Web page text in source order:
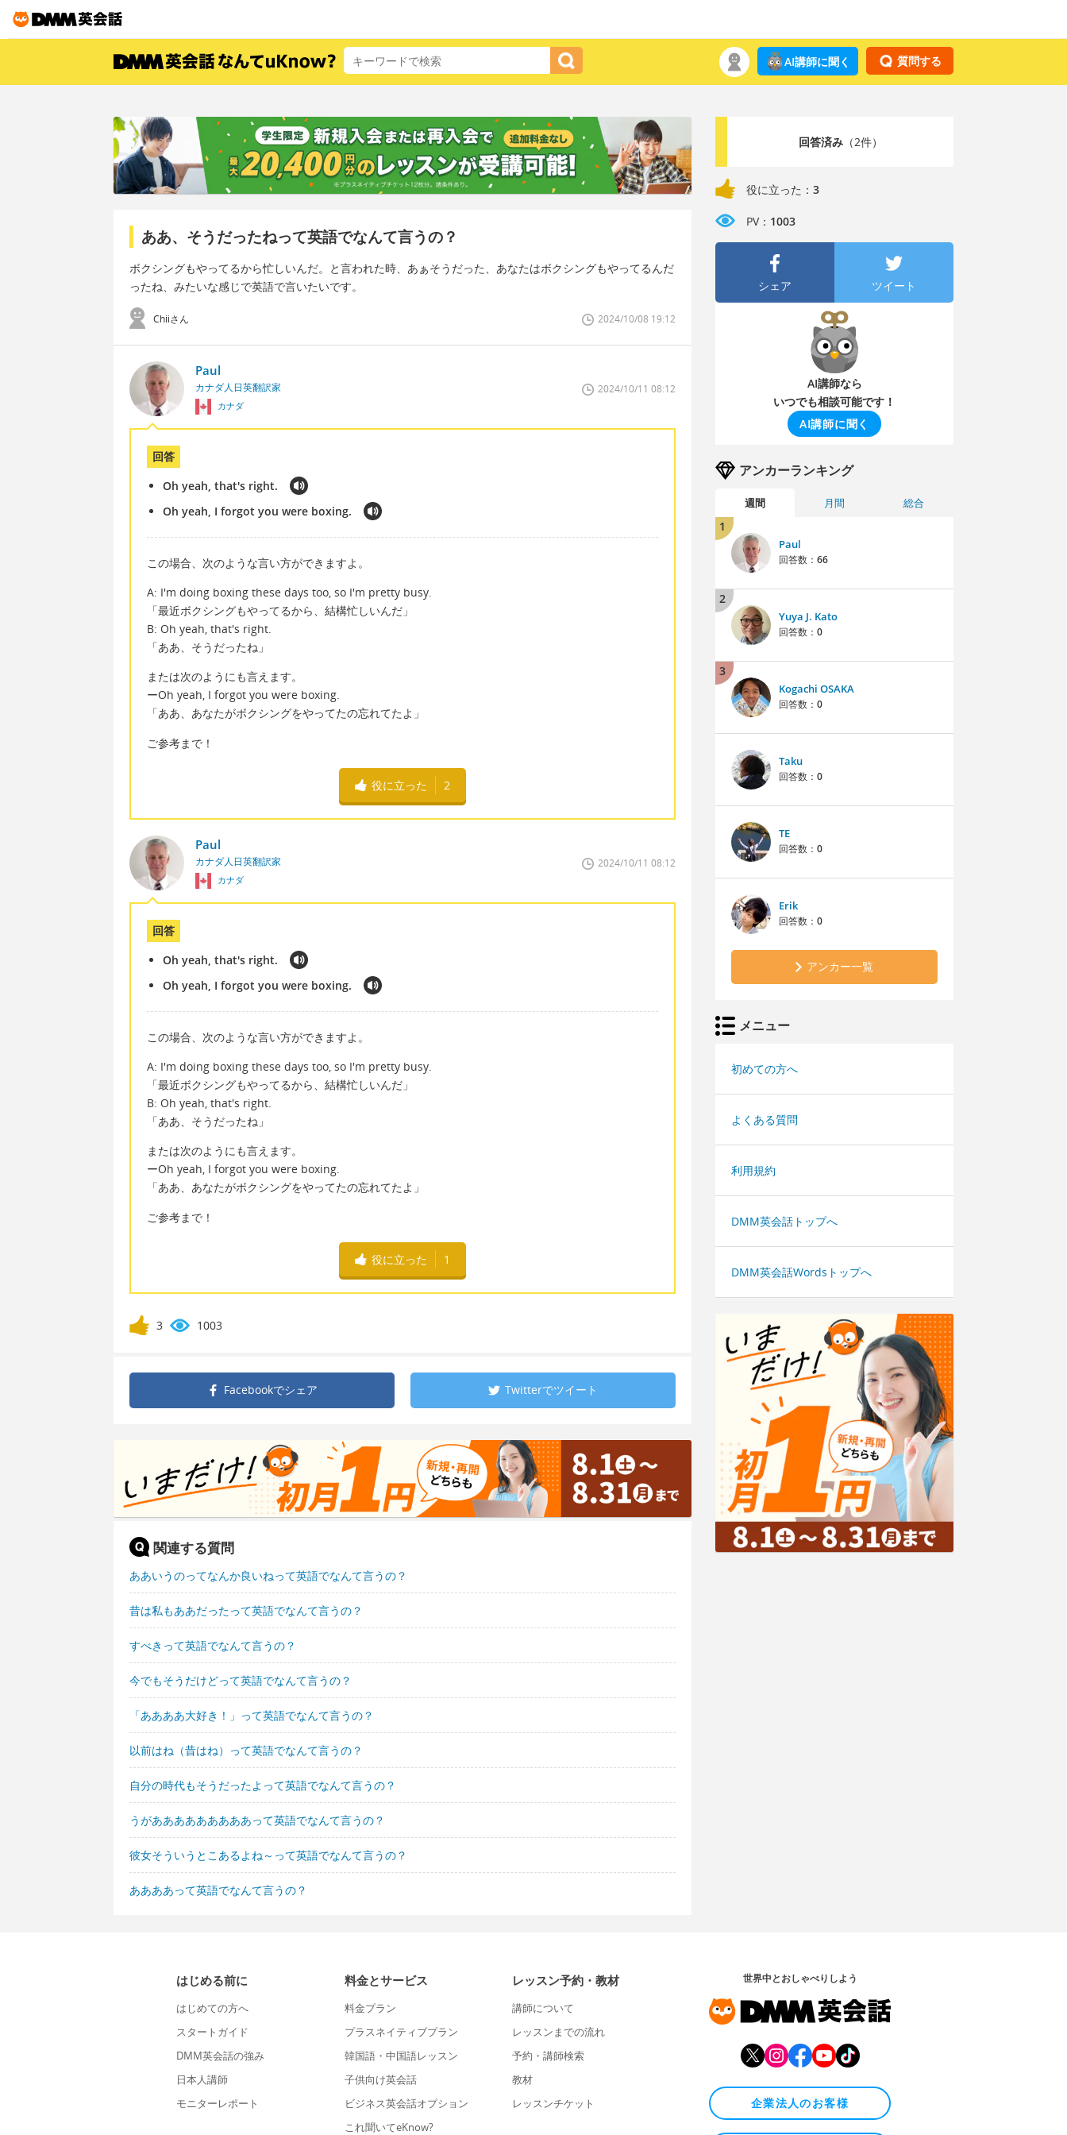
質問する
AI講師に聞く
ああ、そうだったねって英語でなんて言うの？
ボクシングもやってるから忙しいんだ。と言われた時、あぁそうだった、あなたはボクシングもやってるんだ
ったね、みたいな感じで英語で言いたいです。
Chiiさん 2024/10/08 19:12
Paul
カナダ人日英翻訳家
カナダ
2024/10/11 08:12
回答
Oh yeah, that's right.
Oh yeah, I forgot you were boxing.
この場合、次のような言い方ができますよ。
A: I'm doing boxing these days too, so I'm pretty busy.
「最近ボクシングもやってるから、結構忙しいんだ」
B: Oh yeah, that's right.
「ああ、そうだったね」
または次のようにも言えます。
ーOh yeah, I forgot you were boxing.
「ああ、あなたがボクシングをやってたの忘れてたよ」
ご参考まで！
役に立った 2
Paul
カナダ人日英翻訳家
カナダ
2024/10/11 08:12
回答
Oh yeah, that's right.
Oh yeah, I forgot you were boxing.
この場合、次のような言い方ができますよ。
A: I'm doing boxing these days too, so I'm pretty busy.
「最近ボクシングもやってるから、結構忙しいんだ」
B: Oh yeah, that's right.
「ああ、そうだったね」
または次のようにも言えます。
ーOh yeah, I forgot you were boxing.
「ああ、あなたがボクシングをやってたの忘れてたよ」
ご参考まで！
役に立った 1
3 1003
Facebookでシェア Twitterでツイート
関連する質問
ああいうのってなんか良いねって英語でなんて言うの？
昔は私もああだったって英語でなんて言うの？
すべきって英語でなんて言うの？
今でもそうだけどって英語でなんて言うの？
「ああああ大好き！」って英語でなんて言うの？
以前はね（昔はね）って英語でなんて言うの？
自分の時代もそうだったよって英語でなんて言うの？
うがあああああああああって英語でなんて言うの？
彼女そういうとこあるよね～って英語でなんて言うの？
ああああって英語でなんて言うの？
回答済み（2件）
役に立った： 3
PV： 1003
シェア ツイート
AI講師なら
いつでも相談可能です！
AI講師に聞く
アンカーランキング
週間 月間 総合
1
Paul
回答数： 66
2
Yuya J. Kato
回答数： 0
3
Kogachi OSAKA
回答数： 0
Taku
回答数： 0
TE
回答数： 0
Erik
回答数： 0
アンカー一覧
メニュー
初めての方へ
よくある質問
利用規約
DMM英会話トップへ
DMM英会話Wordsトップへ
はじめる前に
はじめての方へ
スタートガイド
DMM英会話の強み
日本人講師
モニターレポート
料金とサービス
料金プラン
プラスネイティブプラン
韓国語・中国語レッスン
子供向け英会話
ビジネス英会話オプション
これ聞いてeKnow?
レッスン予約・教材
講師について
レッスンまでの流れ
予約・講師検索
教材
レッスンチケット
世界中とおしゃべりしよう
企業法人のお客様